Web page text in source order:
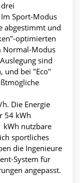
Sport-Modus
abgestimmt und
optimierten
Normal-Modus
sind
und bei "Eco"
Die Energie
54 kWh
kWh nutzbare
sportliches
die Ingenieure
System für
angepasst.